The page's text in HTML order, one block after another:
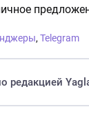
, Telegram
редакцией